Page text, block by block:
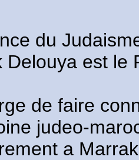
du
Delouya est le
de faire
judeo-
a